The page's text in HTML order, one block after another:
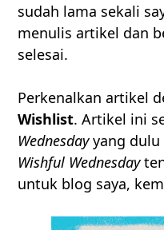
sudah lama sekali
menulis artikel dan
selesai.
Perkenalkan artikel
Wishlist. Artikel ini
Wednesdayyang dulu
Wishful Wednesday
untuk blog saya,